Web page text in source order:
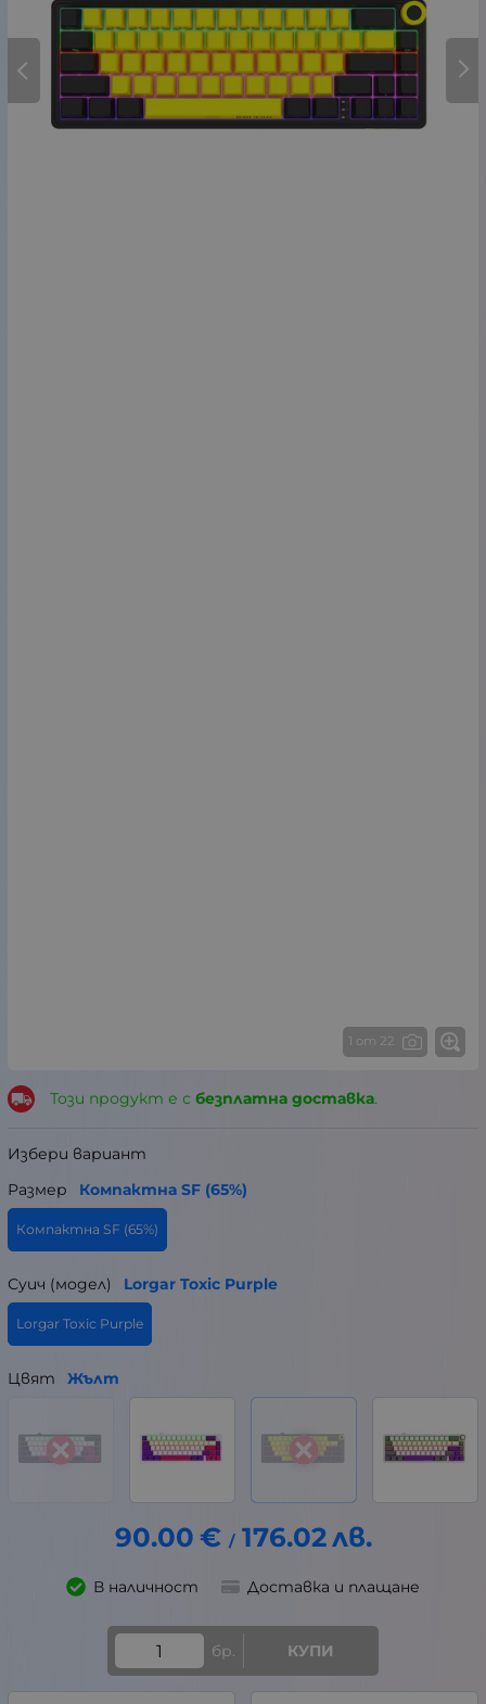
1 от 22
Този продукт е с безплатна доставка.
Избери вариант
Размер
Компактна SF (65%)
Компактна SF (65%)
Суич (модел) Lorgar Toxic Purple
Lorgar Toxic Purple
Цвят Жълт
90.00 € / 176.02лв.
В наличност Доставка и плащане
бр. КУПИ